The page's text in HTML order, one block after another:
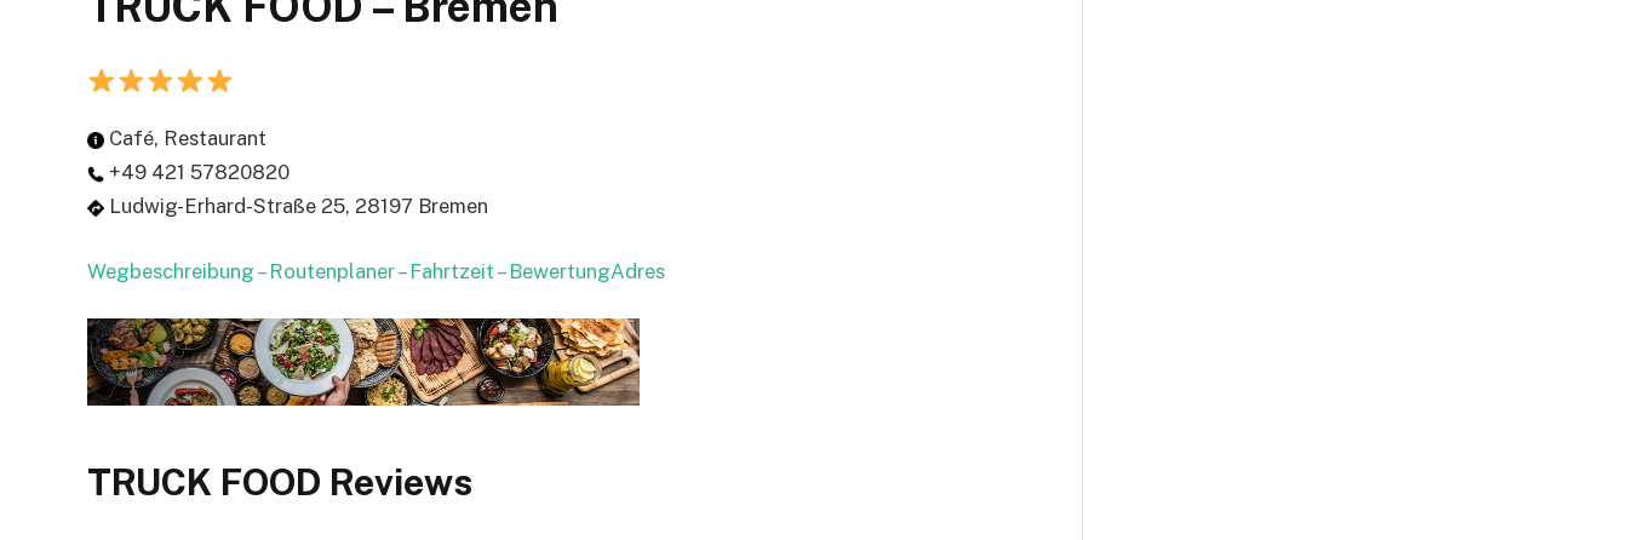
Café, Restaurant
+49 421 57820820
Ludwig-Erhard-Straße 25, 28197 Bremen
Wegbeschreibung – Routenplaner – Fahrtzeit – BewertungAdres
TRUCK FOOD Reviews